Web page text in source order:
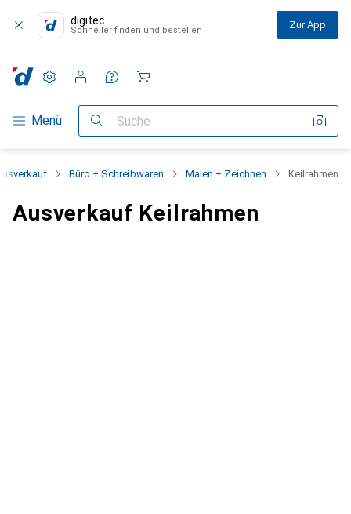
digitec
Schneller finden und bestellen Zur App
Navigation nach Kategorien
Menü Suche
Einstellungen
Kundenkonto
Vergleichslisten
Merklisten
Warenkorb
Büro + Schreibwaren Malen + Zeichnen Keilrahmen
Ausverkauf Keilrahmen